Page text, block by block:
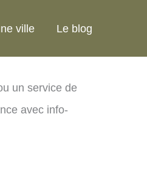
ville Le blog
un service de
avec info-